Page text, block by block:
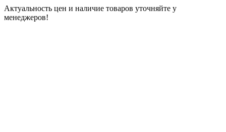
Актуальность цен и наличие товаров уточняйте у
менеджеров!